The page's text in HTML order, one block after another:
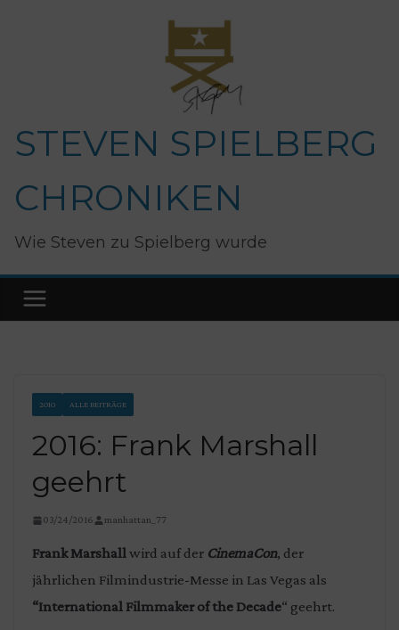
STEVEN SPIELBERG
CHRONIKEN
Wie Steven zu Spielberg wurde
2010 ALLE BEITRÄGE
2016: Frank Marshall
geehrt
03/24/2016 manhattan_77
Frank Marshallwird auf der CinemaCon, der
jährlichen Filmindustrie-Messe in Las Vegas als
“International Filmmaker of the Decade“ geehrt.